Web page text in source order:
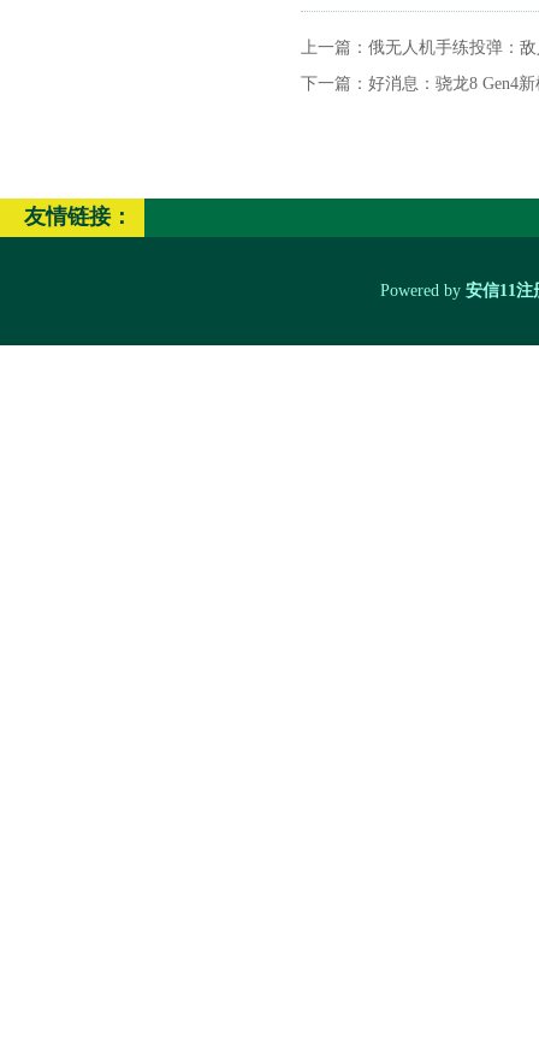
上一篇： 俄无人机手练投弹：
下一篇： 好消息：骁龙8 Gen4
友情链接：
Powered by 安信11注